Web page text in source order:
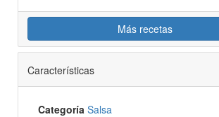
Más recetas
Características
Categoría Salsa